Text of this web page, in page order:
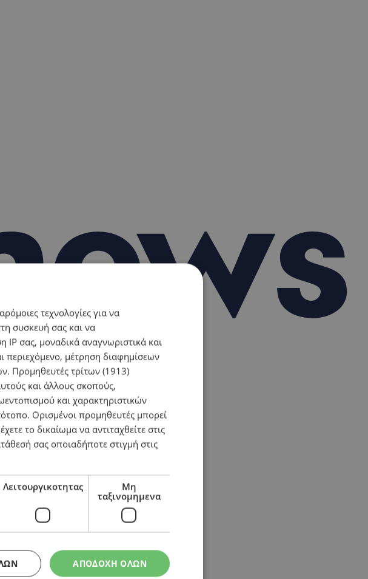
τεχνολογίες για να
συσκευή σας και να
σας, μοναδικά αναγνωριστικά και
περιεχόμενο, μέτρηση διαφημίσεων
Προμηθευτές τρίτων (1913)
και άλλους σκοπούς,
και χαρακτηριστικών
Ορισμένοι προμηθευτές μπορεί
το δικαίωμα να αντιταχθείτε στις
σας οποιαδήποτε στιγμή στις
Λειτουργικοτητας
Μη
ταξινομημενα
ΑΠΟΔΟΧΗ ΟΛΩΝ